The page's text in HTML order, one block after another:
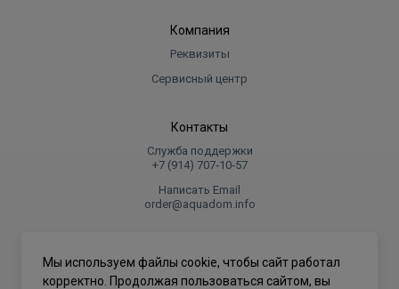
Компания
Реквизиты
Сервисный центр
Контакты
Служба поддержки
+7 (914) 707‑10‑57
Написать Email
order@aquadom.info
.
Мы используем файлы cookie, чтобы сайт работал
корректно. Продолжая пользоваться сайтом, вы